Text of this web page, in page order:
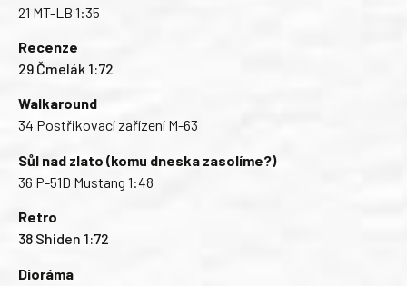
21 MT-LB 1:35
Recenze
29 Čmelák 1:72
Walkaround
34 Postřikovací zařízení M-63
Sůl nad zlato (komu dneska zasolíme?)
36 P-51D Mustang 1:48
Retro
38 Shiden 1:72
Dioráma